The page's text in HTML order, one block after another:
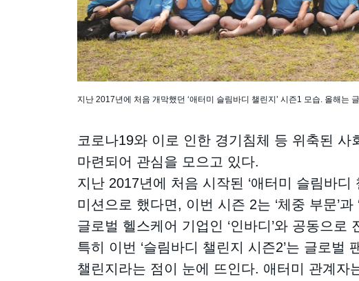
지난 2017년에 처음 개막했던 ‘애터미 슬림바디 챌린지’ 시즌1 모습. 올해
코로나19와 이로 인한 경기침체 등 위축된
마련되어 관심을 모으고 있다.
지난 2017년에 처음 시작된 ‘애터미 슬림바
미션으로 했다면, 이번 시즌 2는 ‘체중 부문’
글로벌 헬스케어 기업인 ‘인바디’와 공동으
특히 이번 ‘슬림바디 챌린지 시즌2’는 글로
챌린지라는 점이 눈에 뜨인다. 애터미 관계자